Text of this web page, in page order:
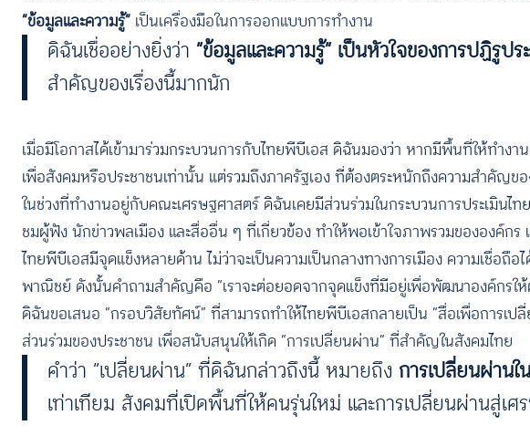
“ข้อมูลและความรู้” เป็นเครื่องมือในการออกแบบการทำงาน
ดิฉันเชื่ออย่างยิ่งว่า “ข้อมูลและความรู้” เป็นหัวใจของการปฏิรูป
สำคัญของเรื่องนี้มากนัก
เมื่อมีโอกาสได้เข้ามาร่วมกระบวนการกับไทยพีบีเอส ดิฉันมองว่า หากมีพื้นที่ให้ทำง
เพื่อสังคมหรือประชาชนเท่านั้น แต่รวมถึงภาครัฐเอง ที่ต้องตระหนักถึงความสำคัญข
ในช่วงที่ทำงานอยู่กับคณะเศรษฐศาสตร์ ดิฉันเคยมีส่วนร่วมในกระบวนการประเมิ
ชมผู้ฟัง นักข่าวพลเมือง และสื่ออื่น ๆ ที่เกี่ยวข้อง ทำให้พอเข้าใจภาพรวมขององค์ก
ไทยพีบีเอสมีจุดแข็งหลายด้าน ไม่ว่าจะเป็นความเป็นกลางทางการเมือง ความเชื่อถื
พาณิชย์ ดังนั้นคำถามสำคัญคือ “เราจะต่อยอดจากจุดแข็งที่มีอยู่เพื่อพัฒนาองค์กรให้
ดิฉันขอเสนอ “กรอบวิสัยทัศน์” ที่สามารถทำให้ไทยพีบีเอสกลายเป็น “สื่อเพื่อการเ
ส่วนร่วมของประชาชน เพื่อสนับสนุนให้เกิด “การเปลี่ยนผ่าน” ที่สำคัญในสังคมไทย
คำว่า “เปลี่ยนผ่าน” ที่ดิฉันกล่าวถึงนี้ หมายถึง การเปลี่ยนผ่าน
เท่าเทียม สังคมที่เปิดพื้นที่ให้คนรุ่นใหม่ และการเปลี่ยนผ่านสู่เศ